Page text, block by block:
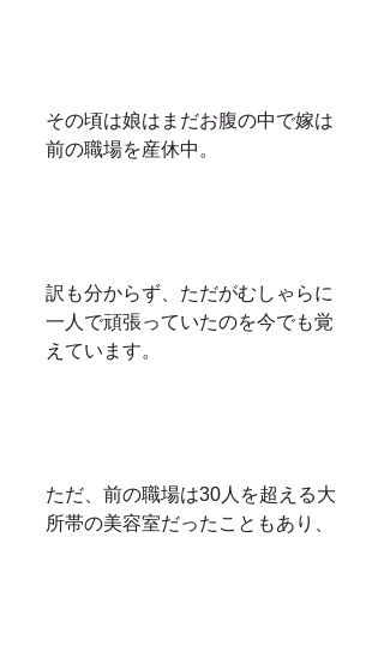
その頃は娘はまだお腹の中で嫁は
前の職場を産休中。
訳も分からず、ただがむしゃらに
一人で頑張っていたのを今でも覚
えています。
ただ、前の職場は30人を超える大
所帯の美容室だったこともあり、